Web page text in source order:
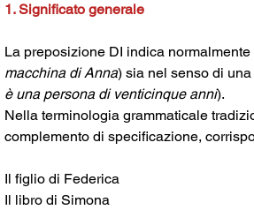
1. Significato generale
La preposizione DI indica
macchina di Anna) sia nel senso di
è una persona di venticinque anni).
Nella terminologia grammaticale
complemento di specificazione,
Il figlio di Federica
Il libro di Simona